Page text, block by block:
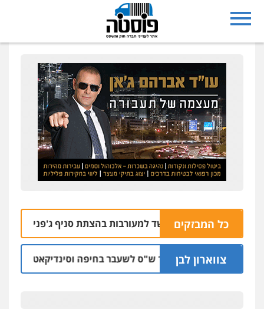
כל המבזקים
רחובות נעצרו בחשד למעורבות בהצתת סניף ג'פניקה
צווארון לבן
כתב אישום: יו"ר ש"ס לשעבר בחיפה וסינדיקאט ההלוואות